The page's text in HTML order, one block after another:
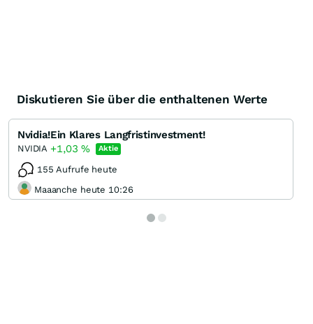
Diskutieren Sie über die enthaltenen Werte
Nvidia!Ein Klares Langfristinvestment!
NVIDIA +1,03% Aktie
155 Aufrufe heute
Maaanche heute 10:26